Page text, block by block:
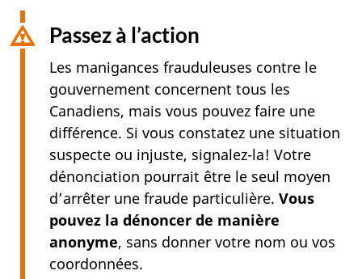
Passez à l’action
Les manigances frauduleuses contre le
gouvernement concernent tous les
Canadiens, mais vous pouvez faire une
différence. Si vous constatez une situation
suspecte ou injuste, signalez-la! Votre
dénonciation pourrait être le seul moyen
d’arrêter une fraude particulière. Vous
pouvez la dénoncer de manière
anonyme, sans donner votre nom ou vos
coordonnées.